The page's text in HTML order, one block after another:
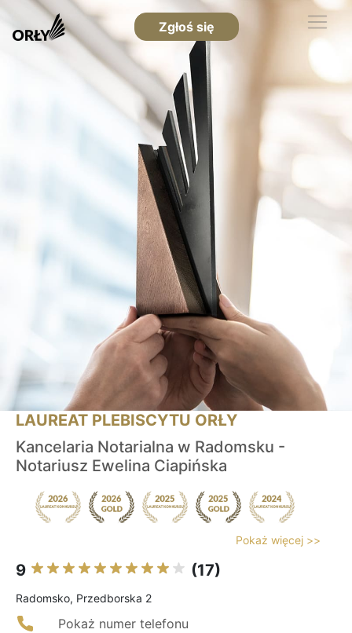
Zgłoś się
LAUREAT PLEBISCYTU ORŁY
Kancelaria Notarialna w Radomsku -
Notariusz Ewelina Ciapińska
Pokaż więcej >>
9 (17)
Radomsko, Przedborska 2
Pokaż numer telefonu